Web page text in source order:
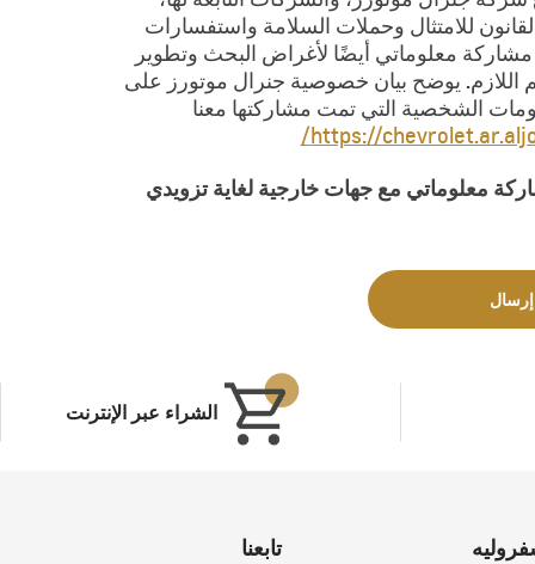
للامتثال وحملات السلامة واستفسارات
معلوماتي أيضًا لأغراض البحث وتطوير
اللازم. يوضح بيان خصوصية جنرال موتورز على
الشخصية التي تمت مشاركتها معنا
https://
معلوماتي مع جهات خارجية لغاية تزويدي
إرسال
الشراء عبر الإنترنت
تابعنا